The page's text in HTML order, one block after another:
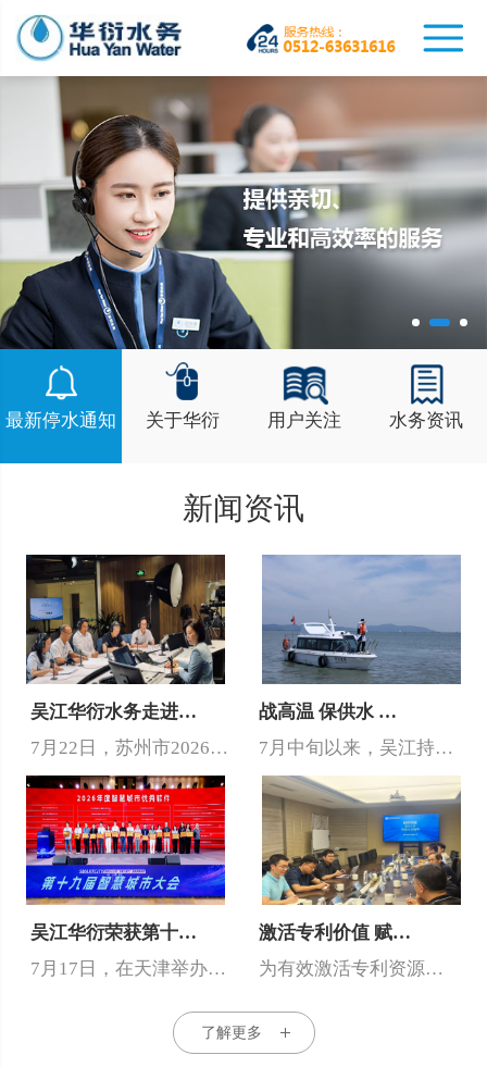
最新停水通知 关于华衍 用户关注 水务资讯
新闻资讯
吴江华衍水务走进…
7月22日，苏州市2026年度“政风行风热线”供水管理专场开播，…
战高温 保供水 …
7月中旬以来，吴江持续高温，单日供水量突破了62万吨。面对夏季高…
吴江华衍荣获第十…
7月17日，在天津举办的2026年第十九届智慧城市大会上，吴江华…
激活专利价值 赋…
为有效激活专利资源价值，切实推动专利成果向市场价值转化，近日，吴…
了解更多